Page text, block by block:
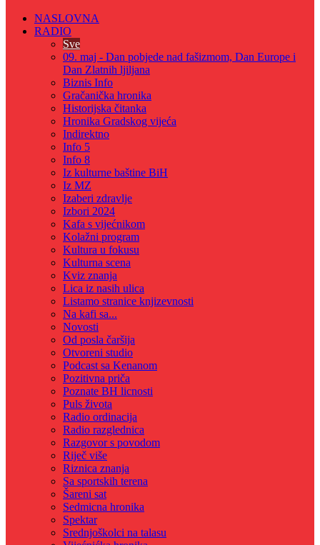
NASLOVNA
RADIO
Sve
09. maj - Dan pobjede nad fašizmom, Dan Europe i
Dan Zlatnih ljiljana
Biznis Info
Gračanička hronika
Historijska čitanka
Hronika Gradskog vijeća
Indirektno
Info 5
Info 8
Iz kulturne baštine BiH
Iz MZ
Izaberi zdravlje
Izbori 2024
Kafa s vijećnikom
Kolažni program
Kultura u fokusu
Kulturna scena
Kviz znanja
Lica iz nasih ulica
Listamo stranice knjizevnosti
Na kafi sa...
Novosti
Od posla čaršija
Otvoreni studio
Podcast sa Kenanom
Pozitivna priča
Poznate BH licnosti
Puls života
Radio ordinacija
Radio razglednica
Razgovor s povodom
Riječ više
Riznica znanja
Sa sportskih terena
Šareni sat
Sedmicna hronika
Spektar
Srednjoškolci na talasu